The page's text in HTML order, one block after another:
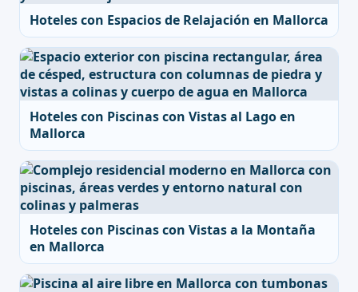
Hoteles con Espacios de Relajación en Mallorca
Hoteles con Piscinas con Vistas al Lago en
Mallorca
Hoteles con Piscinas con Vistas a la Montaña
en Mallorca